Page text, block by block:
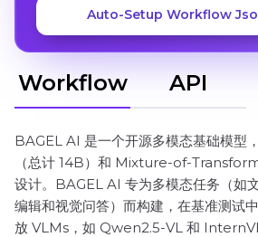
Auto-Setup Workflow
Workflow API
BAGEL AI 是一个开源多模态基础模型
（总计 14B）和 Mixture-of-
设计。BAGEL AI 专为多模态任务（如
编辑和视觉问答）而构建，在基准测试
放 VLMs，如 Qwen2.5-VL 和